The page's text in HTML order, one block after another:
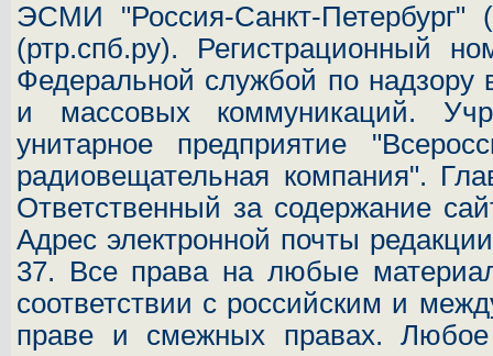
ЭСМИ "Россия-Санкт-Петербург" (
(ртр.спб.ру). Регистрационный
Федеральной службой по
и массовых коммуникаций.
унитарное предприятие
радиовещательная компания".
Ответственный за содержание
Адрес электронной почты
37. Все права на любые
соответствии с российским и
праве и смежных правах. Любое